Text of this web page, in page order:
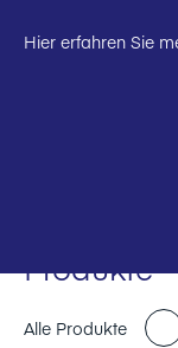
Hier erfahren Sie
Produkte
Alle Produkte